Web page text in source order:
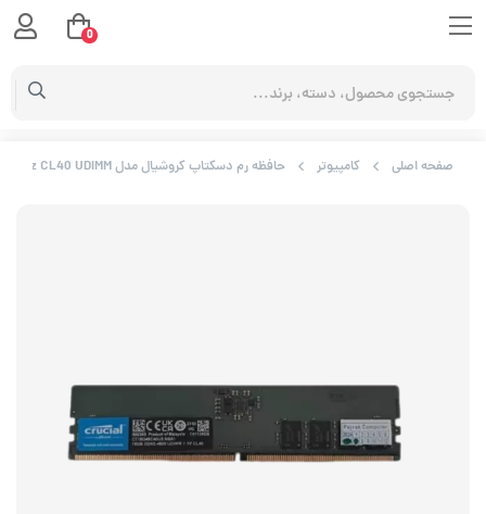
صفحه اصلی کامپیوتر حافظه رم دسکتاپ کروشیال مدل 16GB DDR5 4800Mhz CL40 UDIMM
0